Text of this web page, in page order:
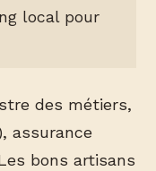
local pour
des métiers,
assurance
bons artisans